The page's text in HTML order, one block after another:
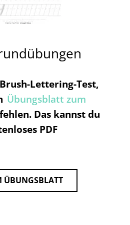
Lettering-Test,
Übungsblatt zum
Das kannst du
PDF
ÜBUNGSBLATT